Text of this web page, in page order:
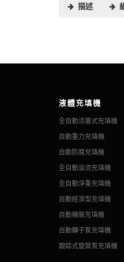
描述
5、本機更換罐式簡
2、可快速更換不同
技術參數：
貼標能力：150-
適用罐頭尺寸：
適用罐高（最大
標籤尺寸：寬
在質量方面，這些
自粘標籤是由紙質
可以輕鬆地將標籤
最重要的是，不同
液體充填機
全自動活塞式充填機
自動重力充填機
自動防腐充填機
全自動溢流充填機
全自動淨重充填機
自動經濟型充填機
自動桶裝充填機
自動轉子泵充填機
跟踪式旋葉泵充填機